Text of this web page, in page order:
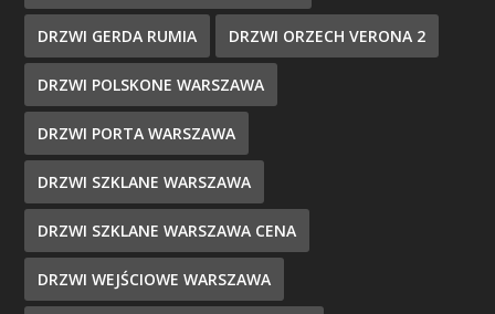
DRZWI GERDA RUMIA DRZWI ORZECH VERONA 2
DRZWI POLSKONE WARSZAWA
DRZWI PORTA WARSZAWA
DRZWI SZKLANE WARSZAWA
DRZWI SZKLANE WARSZAWA CENA
DRZWI WEJŚCIOWE WARSZAWA